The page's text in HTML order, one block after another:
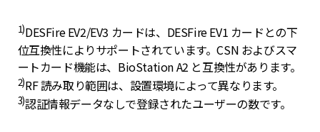
1)DESFire EV2/EV3 カードは、DESFire EV1 カードとの下
位互換性によりサポートされています。CSN およびスマ
ートカード機能は、BioStation A2 と互換性があります。
2)RF 読み取り範囲は、設置環境によって異なります。
3)認証情報データなしで登録されたユーザーの数です。